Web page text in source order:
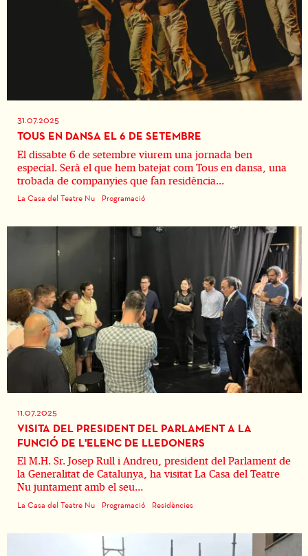
31.07.2025
TOUS EN DANSA EL 6 DE SETEMBRE
El dissabte 6 de setembre viurem una jornada ben
especial. Serà el que hem batejat com Tous en dansa, una
trobada de companyies que fan residència...
La Casa del Teatre Nu Programació
11.07.2025
VISITA DEL PRESIDENT DEL PARLAMENT A LA
FUNCIÓ DE L'ELENC DE LLEDONERS
El M.H. Sr. Josep Rull i Andreu, president del Parlament de
la Generalitat de Catalunya, ha visitat La Casa del Teatre
Nu juntament amb el seu...
La Casa del Teatre Nu Programació Residències